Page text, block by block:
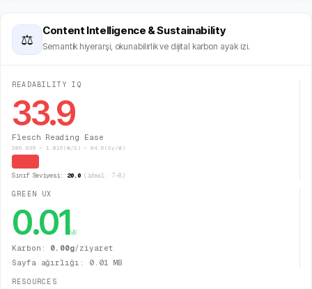
⚖
Content Intelligence & Sustainability
Semantik hiyerarşi, okunabilirlik ve dijital karbon ayak izi.
READABILITY IQ
33.9
Flesch Reading Ease
206.835 − 1.015(W/S) − 84.6(Sy/W)
Sınıf Seviyesi: 20.0(ideal: 7–8)
GREEN UX
0.01MB
Karbon: 0.00g/ziyaret
Sayfa ağırlığı: 0.01 MB
RESOURCES